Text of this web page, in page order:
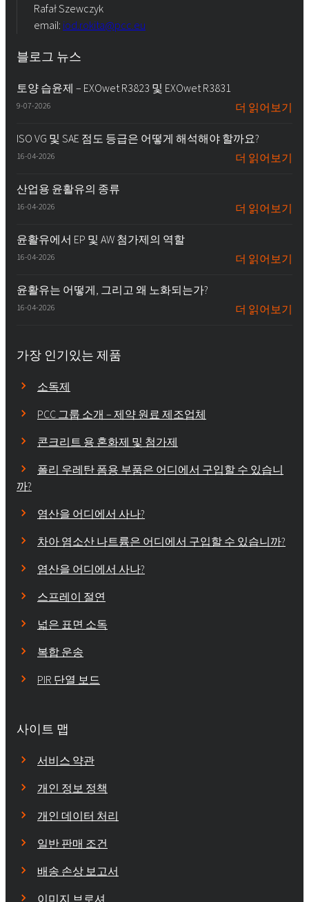
Rafał Szewczyk
email: iod.rokita@pcc.eu
블로그 뉴스
토양 습윤제 – EXOwet R3823 및 EXOwet R3831
9-07-2026 더 읽어보기
ISO VG 및 SAE 점도 등급은 어떻게 해석해야 할까요?
16-04-2026 더 읽어보기
산업용 윤활유의 종류
16-04-2026 더 읽어보기
윤활유에서 EP 및 AW 첨가제의 역할
16-04-2026 더 읽어보기
윤활유는 어떻게, 그리고 왜 노화되는가?
16-04-2026 더 읽어보기
가장 인기있는 제품
소독제
PCC 그룹 소개 – 제약 원료 제조업체
콘크리트 용 혼화제 및 첨가제
폴리 우레탄 폼용 부품은 어디에서 구입할 수 있습니
까?
염산을 어디에서 사나?
차아 염소산 나트륨은 어디에서 구입할 수 있습니까?
염산을 어디에서 사나?
스프레이 절연
넓은 표면 소독
복합 운송
PIR 단열 보드
사이트 맵
서비스 약관
개인 정보 정책
개인 데이터 처리
일반 판매 조건
배송 손상 보고서
이미지 브로셔